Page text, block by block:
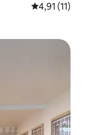
4,91 de uma
4,91 (11)